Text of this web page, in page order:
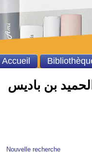
بن باديس
Nouvelle recherche
Accueil